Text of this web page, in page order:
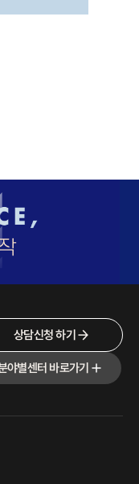
상담신청 하기
야별센터 바로가기